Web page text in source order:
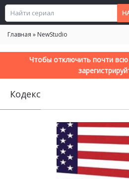
Главная » NewStudio
Чтобы отключить почти всю
Кодекс